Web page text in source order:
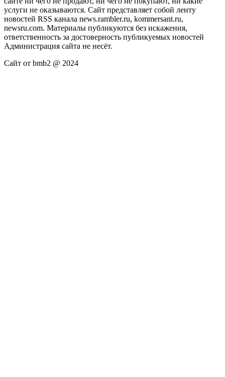
услуги не оказываются. Сайт представляет собой ленту
новостей RSS канала news.rambler.ru, kommersant.ru,
newsru.com. Материалы публикуются без искажения,
ответственность за достоверность публикуемых новостей
Администрация сайта не несёт.
Сайт от bmb2 @ 2024